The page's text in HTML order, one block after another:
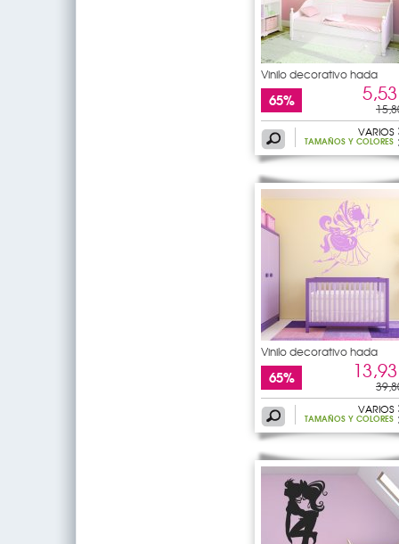
Vinilo decorativo hada
65%
VARIOS
TAMAÑOS Y COLORES
Vinilo decorativo hada
65%
VARIOS
TAMAÑOS Y COLORES